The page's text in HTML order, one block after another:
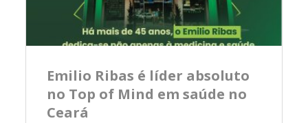
Emilio Ribas é líder absoluto
no Top of Mind em saúde no
Ceará